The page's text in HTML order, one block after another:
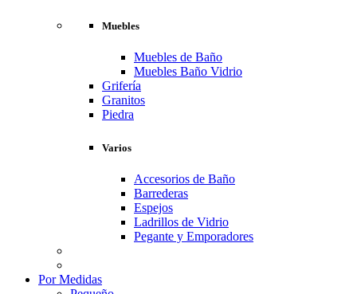
Muebles
Muebles de Baño
Muebles Baño Vidrio
Grifería
Granitos
Piedra
Varios
Accesorios de Baño
Barrederas
Espejos
Ladrillos de Vidrio
Pegante y Emporadores
Por Medidas